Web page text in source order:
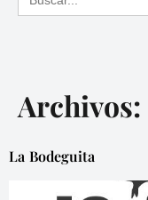
Archivos:
La Bodeguita